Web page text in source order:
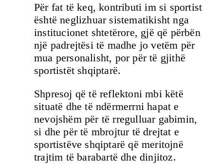
Për fat të keq, kontributi im si sportist
është neglizhuar sistematikisht nga
institucionet shtetërore, gjë që përbën
një padrejtësi të madhe jo vetëm për
mua personalisht, por për të gjithë
sportistët shqiptarë.
Shpresoj që të reflektoni mbi këtë
situatë dhe të ndërmerrni hapat e
nevojshëm për të rregulluar gabimin,
si dhe për të mbrojtur të drejtat e
sportistëve shqiptarë që meritojnë
trajtim të barabartë dhe dinjitoz.